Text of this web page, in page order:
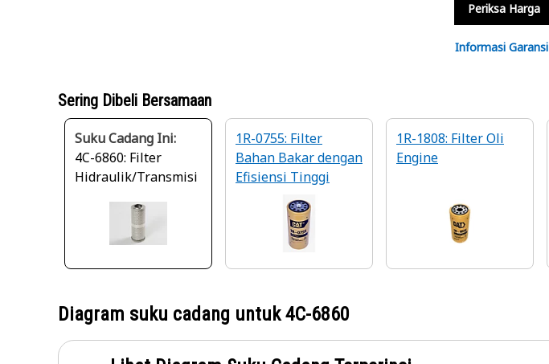
Periksa Harga
Informasi Garansi
Sering Dibeli Bersamaan
Suku Cadang Ini:
4C-6860: Filter
Hidraulik/Transmisi
1R-0755: Filter
Bahan Bakar dengan
Efisiensi Tinggi
1R-1808: Filter Oli
Engine
Diagram suku cadang untuk4C-6860